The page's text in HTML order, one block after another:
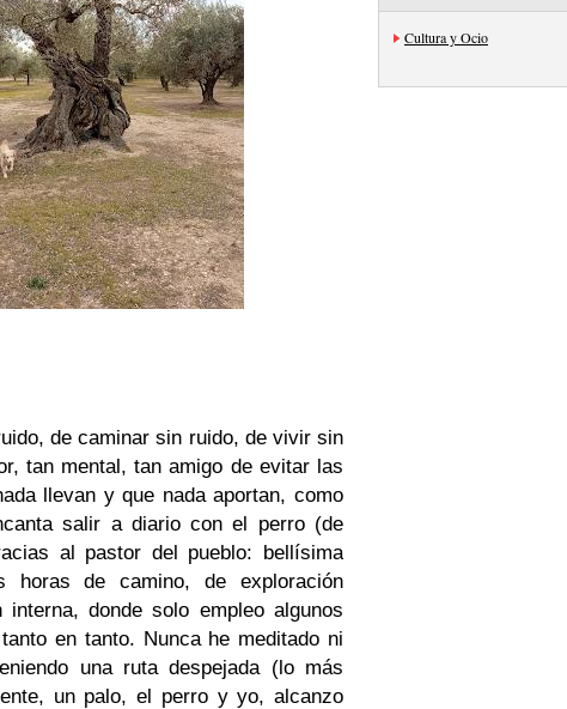
de caminar sin ruido, de vivir sin
tan mental, tan amigo de evitar las
llevan y que nada aportan, como
salir a diario con el perro (de
al pastor del pueblo: bellísima
horas de camino, de exploración
donde solo empleo algunos
en tanto. Nunca he meditado ni
una ruta despejada (lo más
un palo, el perro y yo, alcanzo
Cultura y Ocio